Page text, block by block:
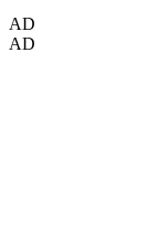
AD
AD